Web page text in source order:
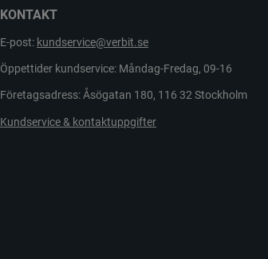
KONTAKT
E-post: kundservice@verbit.se
Öppettider kundservice: Måndag-Fredag, 09-16
Företagsadress: Åsögatan 180, 116 32 Stockholm
Kundservice & kontaktuppgifter